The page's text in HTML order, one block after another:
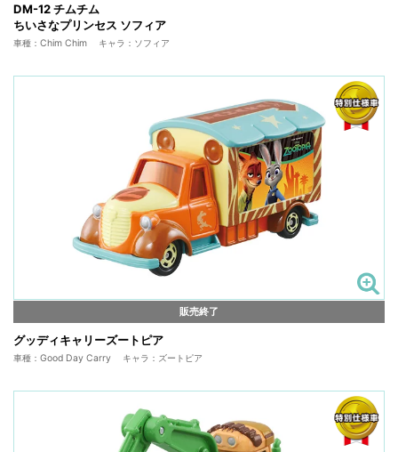
DM-12 チムチム
ちいさなプリンセス ソフィア
車種：Chim Chim キャラ：ソフィア
販売終了
グッディキャリーズートピア
車種：Good Day Carry キャラ：ズートピア